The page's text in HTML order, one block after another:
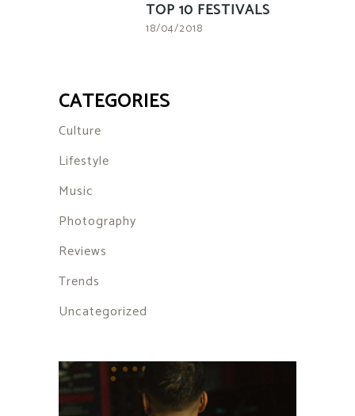
TOP 10 FESTIVALS
18/04/2018
CATEGORIES
Culture
Lifestyle
Music
Photography
Reviews
Trends
Uncategorized